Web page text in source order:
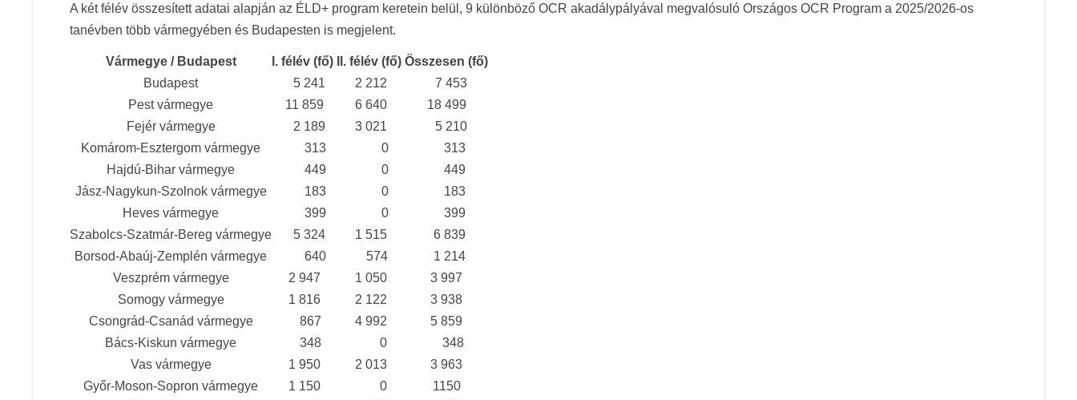
A két félév összesített adatai alapján az ÉLD+ program keretein belül, 9 különböző OCR akadálypályával megvalósuló Országos OCR Program a 2025/2026-os
tanévben több vármegyében és Budapesten is megjelent.
Vármegye / Budapest I. félév (fő) II. félév (fő) Összesen (fő)
Budapest
5 241 2 212
7 453
Pest vármegye
11 859 6 640
18 499
Fejér vármegye
2 189 3 021
5 210
Komárom-Esztergom vármegye
313 0
313
Hajdú-Bihar vármegye
449 0
449
Jász-Nagykun-Szolnok vármegye
183 0
183
Heves vármegye
399 0
399
Szabolcs-Szatmár-Bereg vármegye
5 324 1 515
6 839
Borsod-Abaúj-Zemplén vármegye
640 574
1 214
Veszprém vármegye
2 947 1 050
3 997
Somogy vármegye
1 816 2 122
3 938
Csongrád-Csanád vármegye
867 4 992
5 859
Bács-Kiskun vármegye
348 0
348
Vas vármegye
1 950 2 013
3 963
Győr-Moson-Sopron vármegye
1 150 0
1150